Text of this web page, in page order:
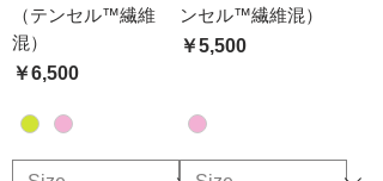
（テンセル™繊維
混）
価格
￥6,500
ンセル™繊維混）
価格
￥5,500